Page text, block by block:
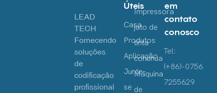
LEAD
TECH
Fornecendo
soluções
de
codificação
profissional
Úteis
Casa
Produtos
Aplicação
Junte-
se
Impressora
jato de
tinta
contínua
Máquina
de
em
contato
conosco
Tel:
(+86)-0756
7255629